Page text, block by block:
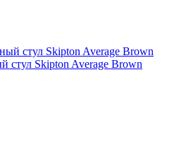
стул Skipton Average Brown